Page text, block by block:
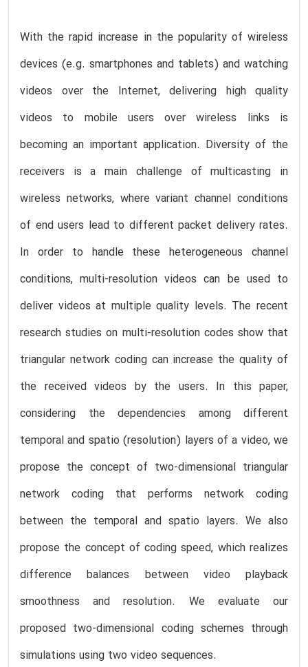
With the rapid increase in the popularity of wireless
devices (e.g. smartphones and tablets) and watching
videos over the Internet, delivering high quality
videos to mobile users over wireless links is
becoming an important application. Diversity of the
receivers is a main challenge of multicasting in
wireless networks, where variant channel conditions
of end users lead to different packet delivery rates.
In order to handle these heterogeneous channel
conditions, multi-resolution videos can be used to
deliver videos at multiple quality levels. The recent
research studies on multi-resolution codes show that
triangular network coding can increase the quality of
the received videos by the users. In this paper,
considering the dependencies among different
temporal and spatio (resolution) layers of a video, we
propose the concept of two-dimensional triangular
network coding that performs network coding
between the temporal and spatio layers. We also
propose the concept of coding speed, which realizes
difference balances between video playback
smoothness and resolution. We evaluate our
proposed two-dimensional coding schemes through
simulations using two video sequences.